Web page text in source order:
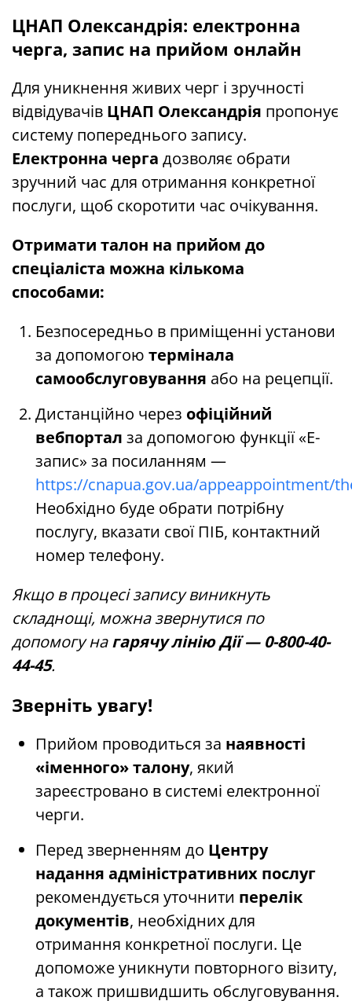
ЦНАП Олександрія: електронна
черга, запис на прийом онлайн
Для уникнення живих черг і зручності
відвідувачів ЦНАП Олександрія пропонує
систему попереднього запису.
Електронна черга дозволяє обрати
зручний час для отримання конкретної
послуги, щоб скоротити час очікування.
Отримати талон на прийом до
спеціаліста можна кількома
способами:
Безпосередньо в приміщенні установи
за допомогою термінала
самообслуговування або на рецепції.
Дистанційно через офіційний
вебпортал за допомогою функції «Е-
запис» за посиланням —
https://cnapua.gov.ua/appeappointment/
Необхідно буде обрати потрібну
послугу, вказати свої ПІБ, контактний
номер телефону.
Якщо в процесі запису виникнуть
складнощі, можна звернутися по
допомогу нагарячу лінію Дії — 0-800-40-
44-45.
Зверніть увагу!
Прийом проводиться за наявності
«іменного» талону, який
зареєстровано в системі електронної
черги.
Перед зверненням до Центру
надання адміністративних послуг
рекомендується уточнити перелік
документів, необхідних для
отримання конкретної послуги. Це
допоможе уникнути повторного візиту,
а також пришвидшить обслуговування.